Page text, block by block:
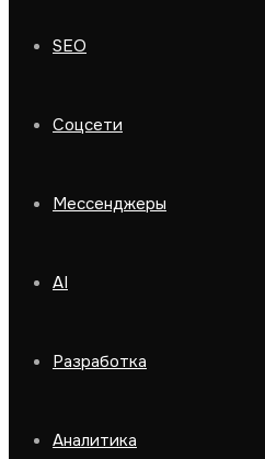
SEO
Соцсети
Мессенджеры
AI
Разработка
Аналитика